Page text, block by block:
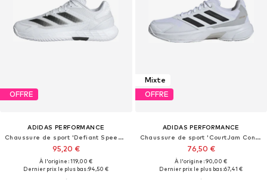
OFFRE
ADIDAS PERFORMANCE
Chaussure de sport 'Defiant Speed 2'
95,20 €
À l'origine : 119,00 €
Dernier prix le plus bas :94,50 €
Mixte
OFFRE
ADIDAS PERFORMANCE
Chaussure de sport 'CourtJam Control 3'
76,50 €
À l'origine : 90,00 €
Dernier prix le plus bas :67,41 €